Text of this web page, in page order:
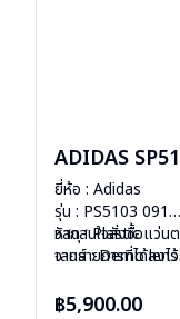
ADIDAS
ยี่ห้อ : Adidas
รุ่น : PS5103 091
วัสดุ : Plastic
เลนส์ : Demo lens
น้ำหนัก : 22 กรัม
หากสนใจสั่งชื้อแว่น
จากรายการที่ได้ลง
฿5,900.00